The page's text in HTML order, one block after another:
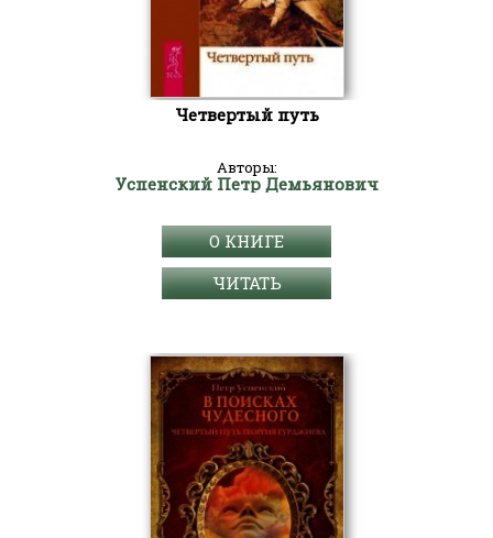
Четвертый путь
Авторы:
Успенский Петр Демьянович
О КНИГЕ
ЧИТАТЬ